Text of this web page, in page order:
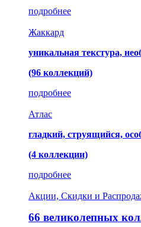
подробнее
Жаккард
уникальная текстура,
(96 коллекций)
подробнее
Атлас
гладкий, струящийся,
(4 коллекции)
подробнее
Акции, Скидки и
66 великолепных